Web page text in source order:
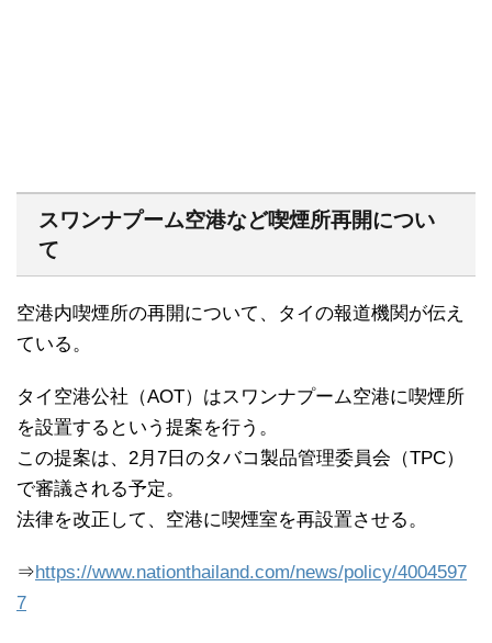
スワンナプーム空港など喫煙所再開につい
て
空港内喫煙所の再開について、タイの報道機関が伝え
ている。
タイ空港公社（AOT）はスワンナプーム空港に喫煙所
を設置するという提案を行う。
この提案は、2月7日のタバコ製品管理委員会（TPC）
で審議される予定。
法律を改正して、空港に喫煙室を再設置させる。
⇒https://www.nationthailand.com/news/policy/4004597
7